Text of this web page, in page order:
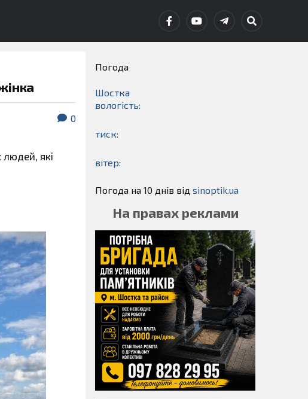
0
людей, які
Погода
Шостка
вологість:
тиск:
вітер:
Погода на 10 днів від sinoptik.ua
На правах реклами